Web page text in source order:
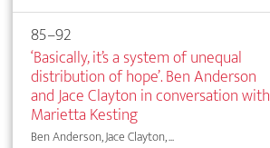
85–92
‘Basically, it’s a system of unequal
distribution of hope’. Ben Anderson
and Jace Clayton in conversation with
Marietta Kesting
Ben Anderson, Jace Clayton, ...